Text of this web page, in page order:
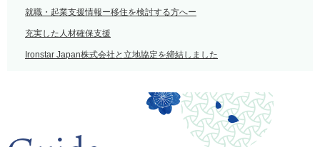
就職・起業支援情報ー移住を検討する方へー
充実した人材確保支援
Ironstar Japan株式会社と立地協定を締結しました